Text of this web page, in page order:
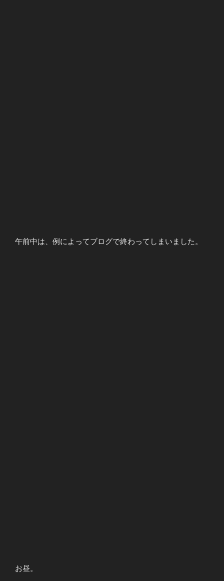
午前中は、例によってブログで終わってしまいました。
お昼。